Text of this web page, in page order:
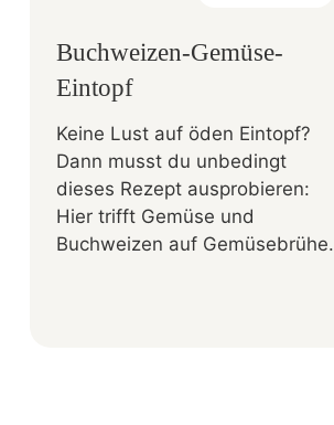
Buchweizen-Gemüse-
Eintopf
Keine Lust auf öden Eintopf?
Dann musst du unbedingt
dieses Rezept ausprobieren:
Hier trifft Gemüse und
Buchweizen auf Gemüsebrühe.